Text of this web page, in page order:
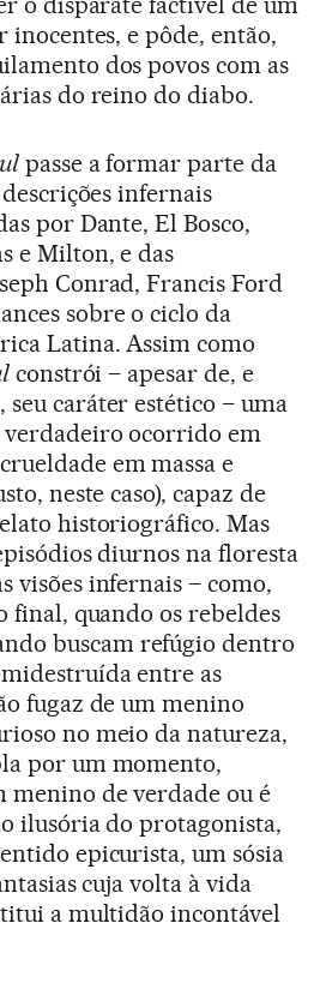
e pôde, então,
dos povos com as
do reino do diabo.
passe a formar parte da
infernais
por Dante, El Bosco,
e Milton, e das
Conrad, Francis Ford
sobre o ciclo da
Latina. Assim como
constrói – apesar de, e
caráter estético – uma
verdadeiro ocorrido em
em massa e
neste caso), capaz de
historiográfico. Mas
diurnos na floresta
visões infernais – como,
final, quando os rebeldes
buscam refúgio dentro
entre as
fugaz de um menino
no meio da natureza,
por um momento,
menino de verdade ou é
ilusória do protagonista,
epicurista, um sósia
cuja volta à vida
a multidão incontável